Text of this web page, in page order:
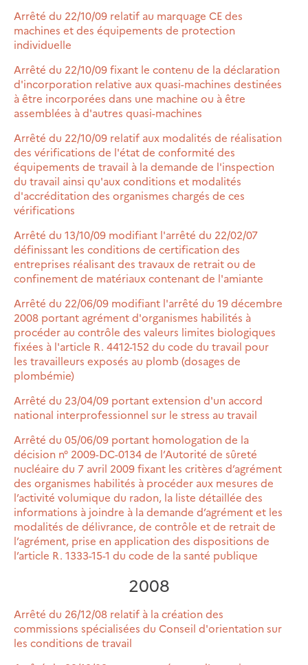
Arrêté du 22/10/09 relatif au marquage CE des
machines et des équipements de protection
individuelle
Arrêté du 22/10/09 fixant le contenu de la déclaration
d'incorporation relative aux quasi-machines destinées
à être incorporées dans une machine ou à être
assemblées à d'autres quasi-machines
Arrêté du 22/10/09 relatif aux modalités de réalisation
des vérifications de l'état de conformité des
équipements de travail à la demande de l'inspection
du travail ainsi qu'aux conditions et modalités
d'accréditation des organismes chargés de ces
vérifications
Arrêté du 13/10/09 modifiant l'arrêté du 22/02/07
définissant les conditions de certification des
entreprises réalisant des travaux de retrait ou de
confinement de matériaux contenant de l'amiante
Arrêté du 22/06/09 modifiant l'arrêté du 19 décembre
2008 portant agrément d'organismes habilités à
procéder au contrôle des valeurs limites biologiques
fixées à l'article R. 4412-152 du code du travail pour
les travailleurs exposés au plomb (dosages de
plombémie)
Arrêté du 23/04/09 portant extension d'un accord
national interprofessionnel sur le stress au travail
Arrêté du 05/06/09 portant homologation de la
décision n° 2009-DC-0134 de l’Autorité de sûreté
nucléaire du 7 avril 2009 fixant les critères d’agrément
des organismes habilités à procéder aux mesures de
l’activité volumique du radon, la liste détaillée des
informations à joindre à la demande d’agrément et les
modalités de délivrance, de contrôle et de retrait de
l’agrément, prise en application des dispositions de
l’article R. 1333-15-1 du code de la santé publique
2008
Arrêté du 26/12/08 relatif à la création des
commissions spécialisées du Conseil d'orientation sur
les conditions de travail